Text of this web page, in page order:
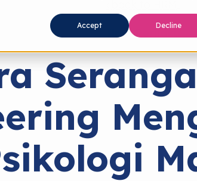
Accept Decline
Ilmu Perilaku